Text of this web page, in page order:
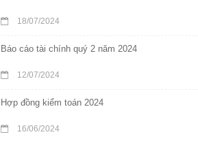
18/07/2024
Báo cáo tài chính quý 2 năm 2024
12/07/2024
Hợp đồng kiểm toán 2024
16/06/2024